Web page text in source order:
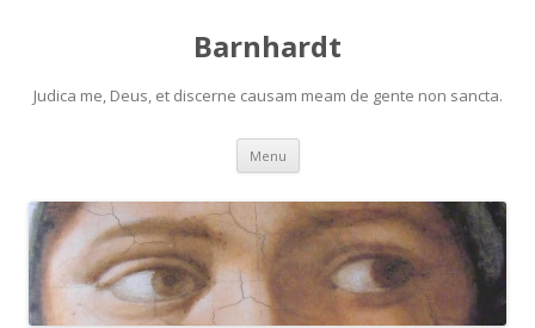
Barnhardt
Judica me, Deus, et discerne causam meam de gente non sancta.
Menu Skip
content